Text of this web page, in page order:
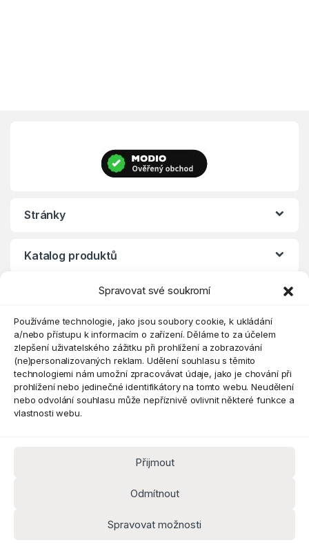
Spravovat své soukromí
Používáme technologie, jako jsou soubory cookie, k ukládání
a/nebo přístupu k informacím o zařízení. Děláme to za účelem
zlepšení uživatelského zážitku při prohlížení a zobrazování
(ne)personalizovaných reklam. Udělení souhlasu s těmito
technologiemi nám umožní zpracovávat údaje, jako je chování při
prohlížení nebo jedinečné identifikátory na tomto webu. Neudělení
nebo odvolání souhlasu může nepříznivě ovlivnit některé funkce a
vlastnosti webu.
Přijmout
Odmítnout
Spravovat možnosti
Stránky
Katalog produktů
Máte dotaz? Kontaktujte nás
k.cz
Kancelář 8:30 - 16:00